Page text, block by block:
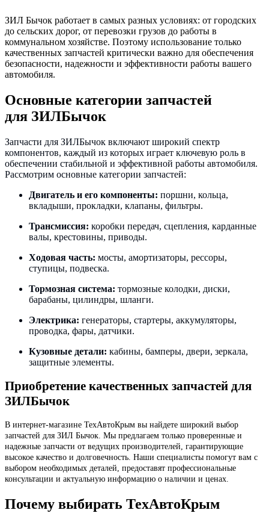
ЗИЛ Бычок работает в самых разных условиях: от городских
до сельских дорог, от перевозки грузов до работы в
коммунальном хозяйстве. Поэтому использование только
качественных запчастей критически важно для обеспечения
безопасности, надежности и эффективности работы вашего
автомобиля.
Основные категории запчастей
для ЗИЛБычок
Запчасти для ЗИЛБычок включают широкий спектр
компонентов, каждый из которых играет ключевую роль в
обеспечении стабильной и эффективной работы автомобиля.
Рассмотрим основные категории запчастей:
Двигатель и его компоненты: поршни, кольца,
вкладыши, прокладки, клапаны, фильтры.
Трансмиссия: коробки передач, сцепления, карданные
валы, крестовины, приводы.
Ходовая часть: мосты, амортизаторы, рессоры,
ступицы, подвеска.
Тормозная система: тормозные колодки, диски,
барабаны, цилиндры, шланги.
Электрика: генераторы, стартеры, аккумуляторы,
проводка, фары, датчики.
Кузовные детали: кабины, бамперы, двери, зеркала,
защитные элементы.
Приобретение качественных запчастей для
ЗИЛБычок
В интернет-магазине ТехАвтоКрым вы найдете широкий выбор
запчастей для ЗИЛ Бычок. Мы предлагаем только проверенные и
надежные запчасти от ведущих производителей, гарантирующие
высокое качество и долговечность. Наши специалисты помогут вам с
выбором необходимых деталей, предоставят профессиональные
консультации и актуальную информацию о наличии и ценах.
Почему выбирать ТехАвтоКрым